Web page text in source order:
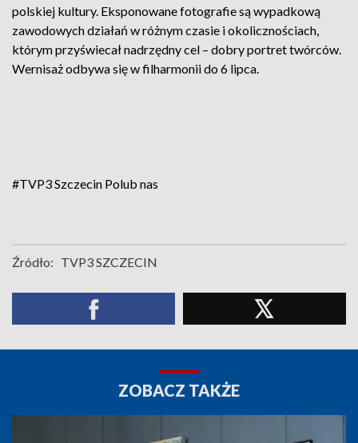
polskiej kultury. Eksponowane fotografie są wypadkową
zawodowych działań w różnym czasie i okolicznościach,
którym przyświecał nadrzędny cel – dobry portret twórców.
Wernisaż odbywa się w filharmonii do 6 lipca.
#TVP3 Szczecin Polub nas
Źródło: TVP3 SZCZECIN
ZOBACZ TAKŻE